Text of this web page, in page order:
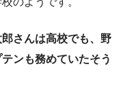
さんは高校でも、野
ンも務めていたそう